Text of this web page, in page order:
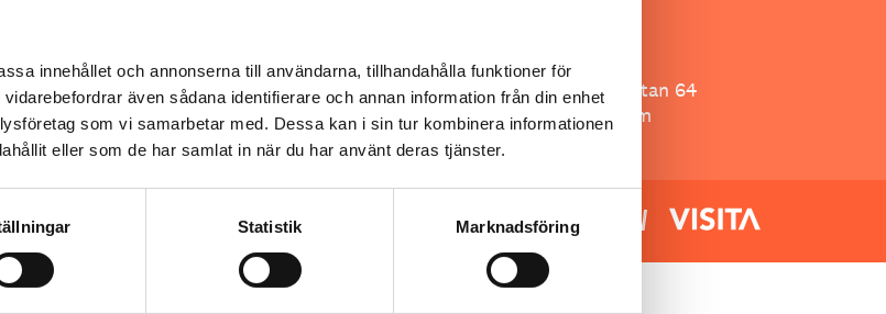
innehållet och annonserna till användarna, tillhandahålla funktioner för
även sådana identifierare och annan information från din enhet
som vi samarbetar med. Dessa kan i sin tur kombinera informationen
eller som de har samlat in när du har använt deras tjänster.
Statistik Marknadsföring
material på besoksliv.se är skyddat
enligt lagen om upphovsrätt.
Besöksliv
Spoon, Brännkyrkagatan 64
118 23 Stockholm
ANNONSERA